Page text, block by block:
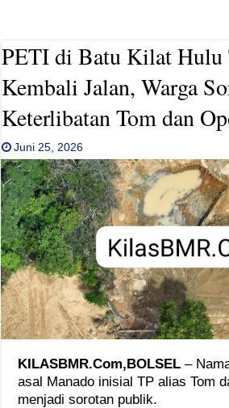
PETI di Batu Kilat Hulu
Kembali Jalan, Warga
Keterlibatan Tom dan
Juni 25, 2026
KILASBMR.Com,BOLSEL –
asal Manado inisial TP alias Tom
menjadi sorotan publik.